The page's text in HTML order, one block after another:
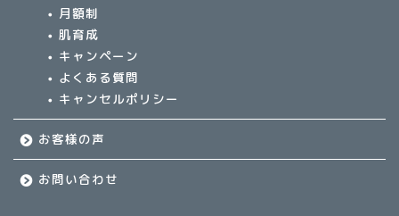
月額制
肌育成
キャンペーン
よくある質問
キャンセルポリシー
お客様の声
お問い合わせ